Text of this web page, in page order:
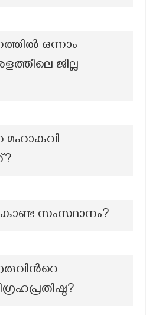
ഒന്നാം
ജില്ല
മഹാകവി
സംസ്ഥാനം?